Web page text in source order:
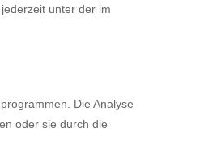
unter der im
Die Analyse
oder sie durch die